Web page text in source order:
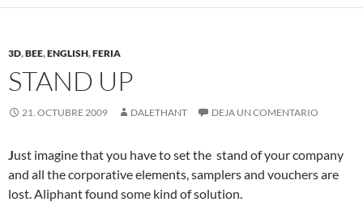
3D,BEE,ENGLISH,FERIA
STAND UP
21. OCTUBRE 2009 DALETHANT DEJA UN COMENTARIO
Just imagine that you have to set the stand of your company
and all the corporative elements, samplers and vouchers are
lost. Aliphant found some kind of solution.